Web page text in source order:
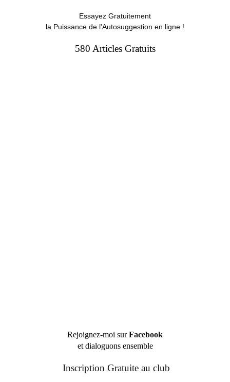
Essayez Gratuitement
la Puissance de l'Autosuggestion en ligne !
580 Articles Gratuits
Rejoignez-moi surFacebook
et dialoguons ensemble
Inscription Gratuite au club